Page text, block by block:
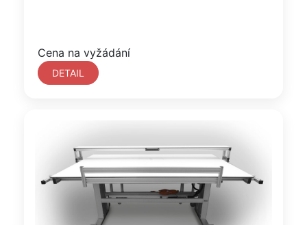
Cena na vyžádání
DETAIL